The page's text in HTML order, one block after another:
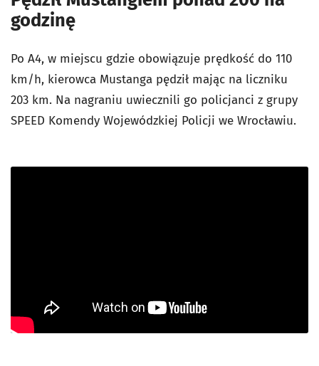
godzinę
Po A4, w miejscu gdzie obowiązuje prędkość do 110
km/h, kierowca Mustanga pędził mając na liczniku
203 km. Na nagraniu uwiecznili go policjanci z grupy
SPEED Komendy Wojewódzkiej Policji we Wrocławiu.